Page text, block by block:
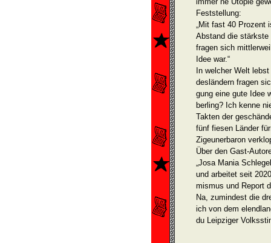
Feststellung:
„Mit fast 40 Prozent
Abstand die stärkste
fragen sich
Idee war.“
In welcher Welt
desländern fragen
gung eine gute Idee
berling? Ich kenne
Takten der
fünf fiesen Länder
Zigeunerbaron
Über den Gast-
„Josa Mania
und arbeitet seit
mismus und Report
Na, zumindest die
ich von dem
du Leipziger